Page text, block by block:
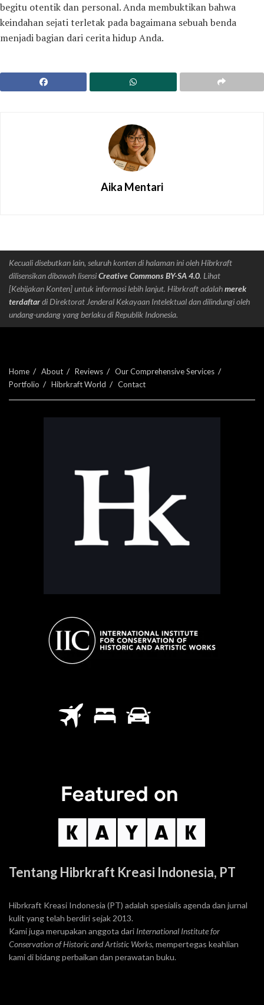
begitu otentik dan personal. Anda membuktikan bahwa
keindahan sejati terletak pada bagaimana sebuah benda
menjadi bagian dari cerita hidup Anda.
Aika Mentari
Kecuali disebutkan lain, seluruh konten di halaman ini oleh Hibrkraft
dilisensikan dibawah lisensiCreative Commons BY-SA 4.0. Lihat
[Kebijakan Konten] untuk informasi lebih lanjut. Hibrkraft adalahmerek
terdaftardi Direktorat Jenderal Kekayaan Intelektual dan dilindungi oleh
undang-undang yang berlaku di Republik Indonesia.
Home About Reviews
Our Comprehensive Services
Portfolio
Hibrkraft World Contact
Tentang Hibrkraft Kreasi Indonesia, PT
Hibrkraft Kreasi Indonesia (PT) adalah spesialis agenda dan jurnal
kulit yang telah berdiri sejak 2013.
Kami juga merupakan anggota dari International Institute for
Conservation of Historic and Artistic Works, mempertegas keahlian
kami di bidang perbaikan dan perawatan buku.